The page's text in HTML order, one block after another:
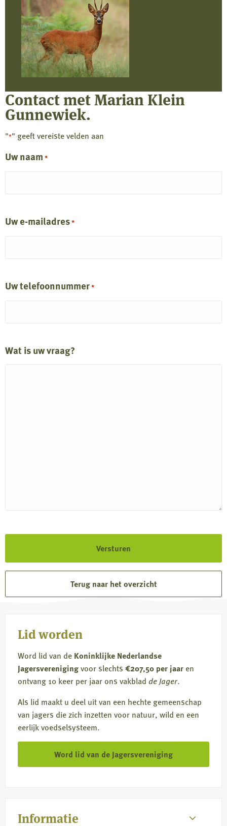
Contact met Marian Klein
Gunnewiek.
"*" geeft vereiste velden aan
Uw naam *
Uw e-mailadres*
Uw telefoonnummer*
Wat is uw vraag?
Terug naar het overzicht
Informatie
Lid worden
Word lid van de Koninklijke Nederlandse
Jagersverenigingvoor slechts €207,50 per jaar en
ontvang 10 keer per jaar ons vakblad de Jager.
Als lid maakt u deel uit van een hechte gemeenschap
van jagers die zich inzetten voor natuur, wild en een
eerlijk voedselsysteem.
Word lid van de Jagersvereniging